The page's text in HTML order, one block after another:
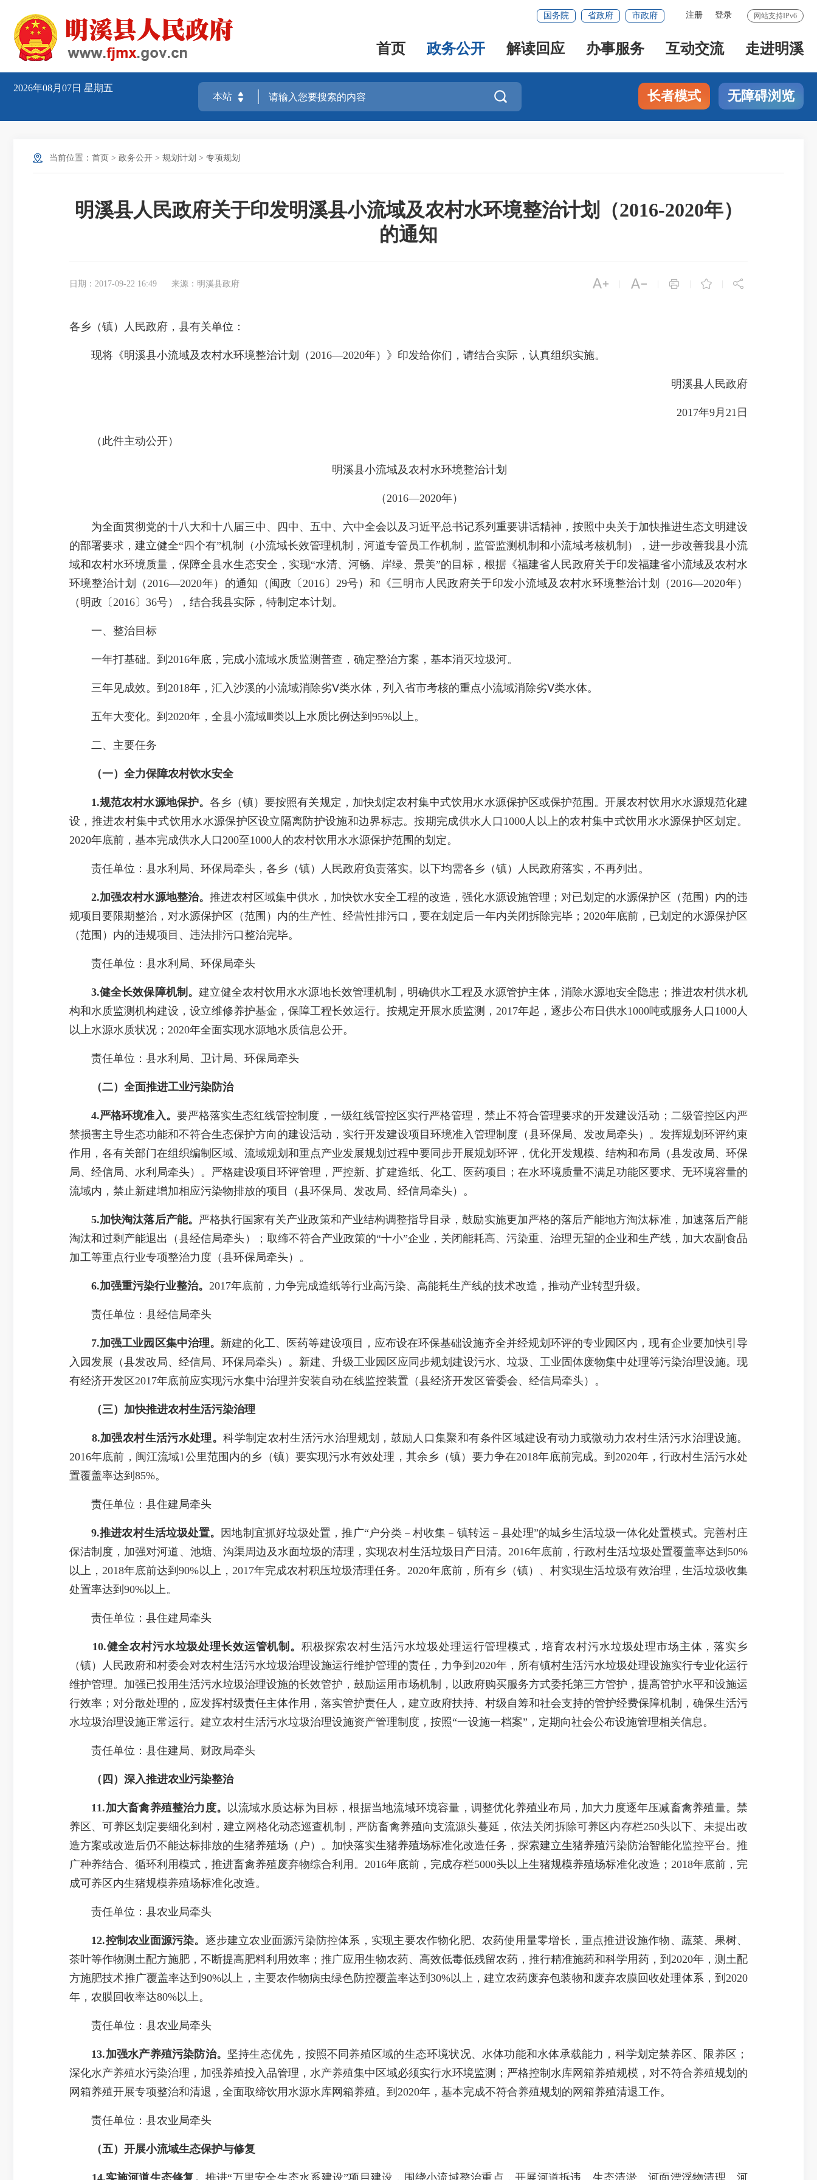
网站支持IPv6
注册 登录
国务院 省政府 市政府
首页 政务公开 解读回应 办事服务 互动交流 走进明溪
2026年08月07日 星期五
 长者模式 无障碍浏览
当前位置： 首页 > 政务公开 > 规划计划 > 专项规划
明溪县人民政府关于印发明溪县小流域及农村水环境整治计划（2016-2020年）
的通知
日期：2017-09-22 16:49 来源：明溪县政府     
各乡（镇）人民政府，县有关单位：
现将《明溪县小流域及农村水环境整治计划（2016—2020年）》印发给你们，请结合实际，认真组织实施。
明溪县人民政府
2017年9月21日
（此件主动公开）
明溪县小流域及农村水环境整治计划
（2016—2020年）
为全面贯彻党的十八大和十八届三中、四中、五中、六中全会以及习近平总书记系列重要讲话精神，按照中央关于加快推进生态文明建设
的部署要求，建立健全“四个有”机制（小流域长效管理机制，河道专管员工作机制，监管监测机制和小流域考核机制），进一步改善我县小流
域和农村水环境质量，保障全县水生态安全，实现“水清、河畅、岸绿、景美”的目标，根据《福建省人民政府关于印发福建省小流域及农村水
环境整治计划（2016—2020年）的通知（闽政〔2016〕29号）和《三明市人民政府关于印发小流域及农村水环境整治计划（2016—2020年）
（明政〔2016〕36号），结合我县实际，特制定本计划。
一、整治目标
一年打基础。到2016年底，完成小流域水质监测普查，确定整治方案，基本消灭垃圾河。
三年见成效。到2018年，汇入沙溪的小流域消除劣Ⅴ类水体，列入省市考核的重点小流域消除劣Ⅴ类水体。
五年大变化。到2020年，全县小流域Ⅲ类以上水质比例达到95%以上。
二、主要任务
（一） 全力保障农村饮水安全
1.规范农村水源地保护。 各乡（镇）要按照有关规定，加快划定农村集中式饮用水水源保护区或保护范围。开展农村饮用水水源规范化建
设，推进农村集中式饮用水水源保护区设立隔离防护设施和边界标志。按期完成供水人口1000人以上的农村集中式饮用水水源保护区划定。
2020年底前，基本完成供水人口200至1000人的农村饮用水水源保护范围的划定。
责任单位：县水利局、环保局牵头，各乡（镇）人民政府负责落实。以下均需各乡（镇）人民政府落实，不再列出。
2.加强农村水源地整治。 推进农村区域集中供水，加快饮水安全工程的改造，强化水源设施管理；对已划定的水源保护区（范围）内的违
规项目要限期整治，对水源保护区（范围）内的生产性、经营性排污口，要在划定后一年内关闭拆除完毕；2020年底前，已划定的水源保护区
（范围）内的违规项目、违法排污口整治完毕。
责任单位：县水利局、环保局牵头
3.健全长效保障机制。 建立健全农村饮用水水源地长效管理机制，明确供水工程及水源管护主体，消除水源地安全隐患；推进农村供水机
构和水质监测机构建设，设立维修养护基金，保障工程长效运行。按规定开展水质监测，2017年起，逐步公布日供水1000吨或服务人口1000人
以上水源水质状况；2020年全面实现水源地水质信息公开。
责任单位：县水利局、卫计局、环保局牵头
（二） 全面推进工业污染防治
4.严格环境准入。 要严格落实生态红线管控制度，一级红线管控区实行严格管理，禁止不符合管理要求的开发建设活动；二级管控区内严
禁损害主导生态功能和不符合生态保护方向的建设活动，实行开发建设项目环境准入管理制度（县环保局、发改局牵头）。发挥规划环评约束
作用，各有关部门在组织编制区域、流域规划和重点产业发展规划过程中要同步开展规划环评，优化开发规模、结构和布局（县发改局、环保
局、经信局、水利局牵头）。严格建设项目环评管理，严控新、扩建造纸、化工、医药项目；在水环境质量不满足功能区要求、无环境容量的
流域内，禁止新建增加相应污染物排放的项目（县环保局、发改局、经信局牵头）。
5.加快淘汰落后产能。
严格执行国家有关产业政策和产业结构调整指导目录，鼓励实施更加严格的落后产能地方淘汰标准，加速落后产能
淘汰和过剩产能退出（县经信局牵头）；取缔不符合产业政策的“十小”企业，关闭能耗高、污染重、治理无望的企业和生产线，加大农副食品
加工等重点行业专项整治力度（县环保局牵头）。
6.加强重污染行业整治。 2017年底前，力争完成造纸等行业高污染、高能耗生产线的技术改造，推动产业转型升级。
责任单位：县经信局牵头
7.加强工业园区集中治理。 新建的化工、医药等建设项目，应布设在环保基础设施齐全并经规划环评的专业园区内，现有企业要加快引导
入园发展（县发改局、经信局、环保局牵头）。新建、升级工业园区应同步规划建设污水、垃圾、工业固体废物集中处理等污染治理设施。现
有经济开发区2017年底前应实现污水集中治理并安装自动在线监控装置（县经济开发区管委会、经信局牵头）。
（三） 加快推进农村生活污染治理
8.加强农村生活污水处理。科学制定农村生活污水治理规划，鼓励人口集聚和有条件区域建设有动力或微动力农村生活污水治理设施。
2016年底前，闽江流域1公里范围内的乡（镇）要实现污水有效处理，其余乡（镇）要力争在2018年底前完成。到2020年，行政村生活污水处
置覆盖率达到85%。
责任单位：县住建局牵头
9.推进农村生活垃圾处置。
因地制宜抓好垃圾处置，推广“户分类－村收集－镇转运－县处理”的城乡生活垃圾一体化处置模式。完善村庄
保洁制度，加强对河道、池塘、沟渠周边及水面垃圾的清理，实现农村生活垃圾日产日清。2016年底前，行政村生活垃圾处置覆盖率达到50%
以上，2018年底前达到90%以上，2017年完成农村积压垃圾清理任务。2020年底前，所有乡（镇）、村实现生活垃圾有效治理，生活垃圾收集
处置率达到90%以上。
责任单位：县住建局牵头
10.健全农村污水垃圾处理长效运管机制。 积极探索农村生活污水垃圾处理运行管理模式，培育农村污水垃圾处理市场主体，落实乡
（镇）人民政府和村委会对农村生活污水垃圾治理设施运行维护管理的责任，力争到2020年，所有镇村生活污水垃圾处理设施实行专业化运行
维护管理。加强已投用生活污水垃圾治理设施的长效管护，鼓励运用市场机制，以政府购买服务方式委托第三方管护，提高管护水平和设施运
行效率；对分散处理的，应发挥村级责任主体作用，落实管护责任人，建立政府扶持、村级自筹和社会支持的管护经费保障机制，确保生活污
水垃圾治理设施正常运行。建立农村生活污水垃圾治理设施资产管理制度，按照“一设施一档案”，定期向社会公布设施管理相关信息。
责任单位：县住建局、财政局牵头
（四） 深入推进农业污染整治
11.加大畜禽养殖整治力度。
以流域水质达标为目标，根据当地流域环境容量，调整优化养殖业布局，加大力度逐年压减畜禽养殖量。禁
养区、可养区划定要细化到村，建立网格化动态巡查机制，严防畜禽养殖向支流源头蔓延，依法关闭拆除可养区内存栏250头以下、未提出改
造方案或改造后仍不能达标排放的生猪养殖场（户）。加快落实生猪养殖场标准化改造任务，探索建立生猪养殖污染防治智能化监控平台。推
广种养结合、循环利用模式，推进畜禽养殖废弃物综合利用。2016年底前，完成存栏5000头以上生猪规模养殖场标准化改造；2018年底前，完
成可养区内生猪规模养殖场标准化改造。
责任单位：县农业局牵头
12.控制农业面源污染。 逐步建立农业面源污染防控体系，实现主要农作物化肥、农药使用量零增长，重点推进设施作物、蔬菜、果树、
茶叶等作物测土配方施肥，不断提高肥料利用效率；推广应用生物农药、高效低毒低残留农药，推行精准施药和科学用药，到2020年，测土配
方施肥技术推广覆盖率达到90%以上，主要农作物病虫绿色防控覆盖率达到30%以上，建立农药废弃包装物和废弃农膜回收处理体系，到2020
年，农膜回收率达80%以上。
责任单位：县农业局牵头
13.加强水产养殖污染防治。 坚持生态优先，按照不同养殖区域的生态环境状况、水体功能和水体承载能力，科学划定禁养区、限养区；
深化水产养殖水污染治理，加强养殖投入品管理，水产养殖集中区域必须实行水环境监测；严格控制水库网箱养殖规模，对不符合养殖规划的
网箱养殖开展专项整治和清退，全面取缔饮用水源水库网箱养殖。到2020年，基本完成不符合养殖规划的网箱养殖清退工作。
责任单位：县农业局牵头
（五） 开展小流域生态保护与修复
14.实施河道生态修复。 推进“万里安全生态水系建设”项目建设，围绕小流域整治重点，开展河道拆违、生态清淤、河面漂浮物清理、河